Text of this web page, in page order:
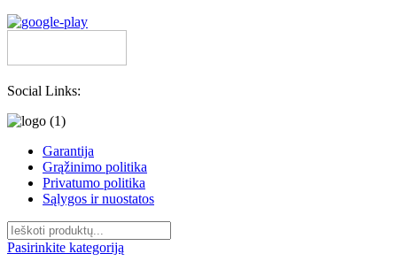
Social Links:
Garantija
Grąžinimo politika
Privatumo politika
Sąlygos ir nuostatos
Pasirinkite kategoriją